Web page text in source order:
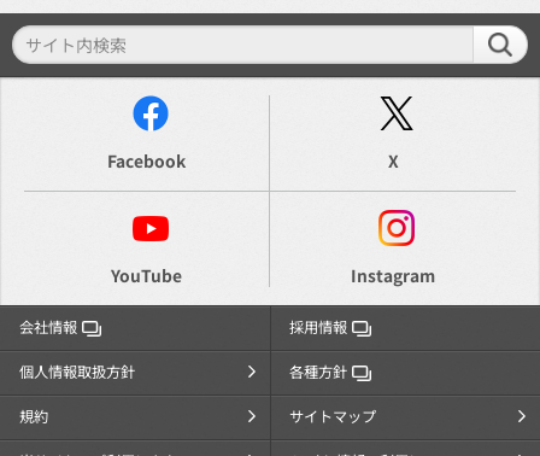
Facebook X
YouTube Instagram
会社情報 採用情報
個人情報取扱方針 各種方針
規約 サイトマップ